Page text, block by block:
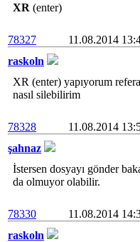
XR (enter)
78327
11.08.2014
raskoln
XR (enter) yapıyorum
nasıl silebilirim
78328
11.08.2014
şahnaz
İstersen dosyayı gönder
da olmuyor olabilir.
78330
11.08.2014
raskoln